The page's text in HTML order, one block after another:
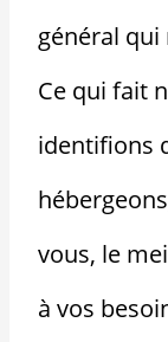
général qui
Ce qui fait
identifions
vous, le
à vos